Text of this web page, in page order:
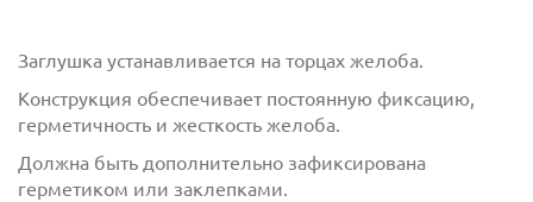
Заглушка устанавливается на торцах желоба.
Конструкция обеспечивает постоянную фиксацию,
герметичность и жесткость желоба.
Должна быть дополнительно зафиксирована
герметиком или заклепками.